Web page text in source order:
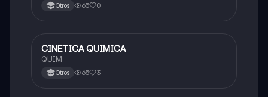
Otros 65 0
Química
CINETICA QUIMICA
QUIM
Otros 65 3